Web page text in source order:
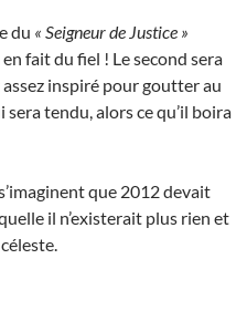
du « Seigneur de Justice »
fait du fiel ! Le second sera
inspiré pour goutter au
tendu, alors ce qu’il boira
que 2012 devait
il n’existerait plus rien et